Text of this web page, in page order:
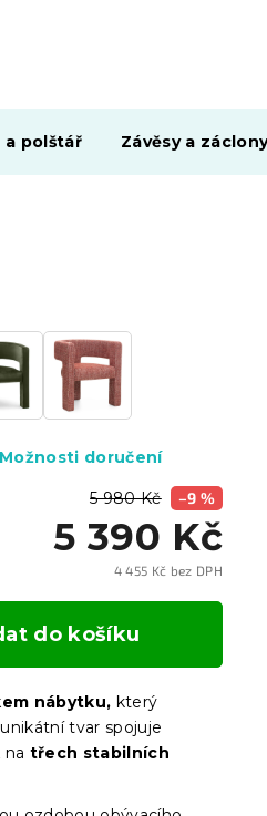
a polštář Závěsy a
5 980 Kč –9 %
5 390 Kč
4 455 Kč bez DPH
cena:
Možnosti doručení
do košíku
nábytku, který
tvar spojuje
na třech stabilních